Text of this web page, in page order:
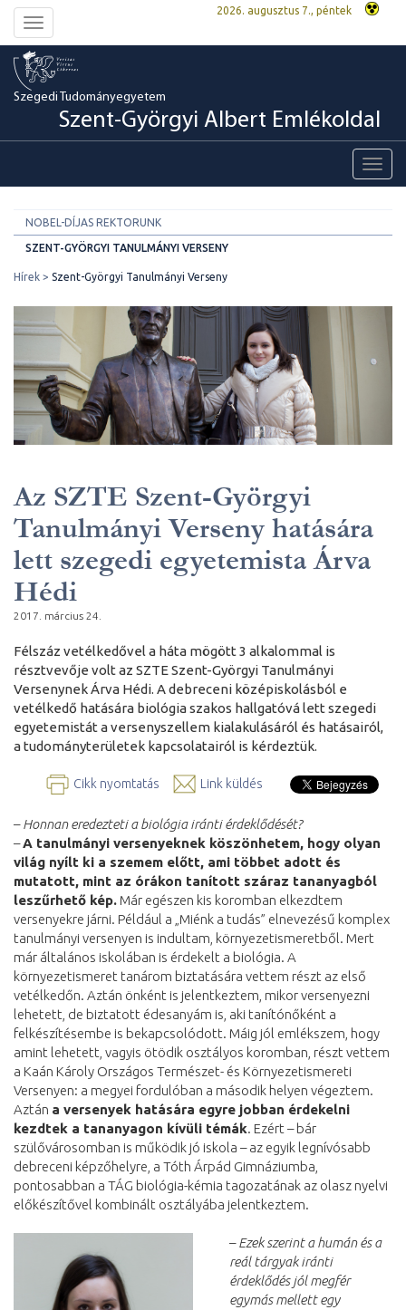
Toggle
navigation
2026. augusztus 7., péntek
Szegedi Tudományegyetem
Szent-Györgyi Albert Emlékoldal
NOBEL-DÍJAS REKTORUNK
SZENT-GYÖRGYI TANULMÁNYI VERSENY
Hírek Szent-Györgyi Tanulmányi Verseny
Az SZTE Szent-Györgyi
Tanulmányi Verseny hatására
lett szegedi egyetemista Árva
Hédi
2017. március 24.
Félszáz vetélkedővel a háta mögött 3 alkalommal is
résztvevője volt az SZTE Szent-Györgyi Tanulmányi
Versenynek Árva Hédi. A debreceni középiskolásból e
vetélkedő hatására biológia szakos hallgatóvá lett szegedi
egyetemistát a versenyszellem kialakulásáról és hatásairól,
a tudományterületek kapcsolatairól is kérdeztük.
Cikk nyomtatás Link küldés
–Honnan eredezteti a biológia iránti érdeklődését?
–A tanulmányi versenyeknek köszönhetem, hogy olyan
világ nyílt ki a szemem előtt, ami többet adott és
mutatott, mint az órákon tanított száraz tananyagból
leszűrhető kép. Már egészen kis koromban elkezdtem
versenyekre járni. Például a „Miénk a tudás” elnevezésű komplex
tanulmányi versenyen is indultam, környezetismeretből. Mert
már általános iskolában is érdekelt a biológia. A
környezetismeret tanárom biztatására vettem részt az első
vetélkedőn. Aztán önként is jelentkeztem, mikor versenyezni
lehetett, de biztatott édesanyám is, aki tanítónőként a
felkészítésembe is bekapcsolódott. Máig jól emlékszem, hogy
amint lehetett, vagyis ötödik osztályos koromban, részt vettem
a Kaán Károly Országos Természet- és Környezetismereti
Versenyen: a megyei fordulóban a második helyen végeztem.
Aztán a versenyek hatására egyre jobban érdekelni
kezdtek a tananyagon kívüli témák. Ezért – bár
szülővárosomban is működik jó iskola – az egyik legnívósabb
debreceni képzőhelyre, a Tóth Árpád Gimnáziumba,
pontosabban a TÁG biológia-kémia tagozatának az olasz nyelvi
előkészítővel kombinált osztályába jelentkeztem.
–Ezek szerint a humán és a
reál tárgyak iránti
érdeklődés jól megfér
egymás mellett egy